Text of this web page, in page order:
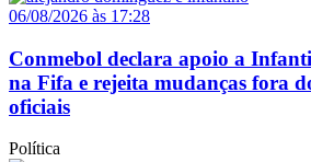
06/08/2026 às 17:28
Conmebol declara apoio a
na Fifa e rejeita mudanças fora
oficiais
Política